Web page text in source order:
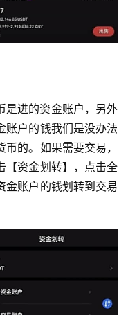
是进的资金账户，另外
账户的钱我们是没办法
的。如果需要交易，
【资金划转】，点击全
金账户的钱划转到交易